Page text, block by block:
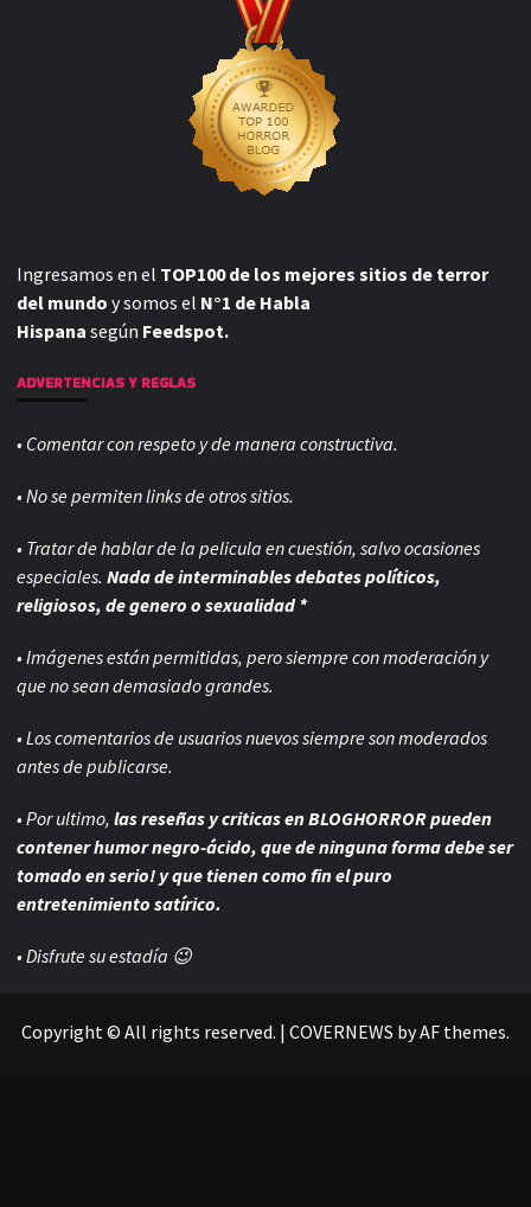
Ingresamos en el TOP100 de los mejores sitios de terror
del mundo y somos el N°1 de Habla
Hispana según Feedspot.
ADVERTENCIAS Y REGLAS
• Comentar con respeto y de manera constructiva.
• No se permiten links de otros sitios.
• Tratar de hablar de la pelicula en cuestión, salvo ocasiones
especiales. Nada de interminables debates políticos,
religiosos, de genero o sexualidad *
• Imágenes están permitidas, pero siempre conmoderación y
que no sean demasiado grandes.
• Los comentarios de usuarios nuevos siempre son moderados
antes de publicarse.
• Por ultimo, las reseñas y criticas en BLOGHORROR pueden
contener humor negro-ácido, que de ninguna forma debe ser
tomado en serio! y que tienen como fin el puro
entretenimiento satírico.
• Disfrute su estadía 😉
Copyright © All rights reserved. | COVERNEWS by AF themes.